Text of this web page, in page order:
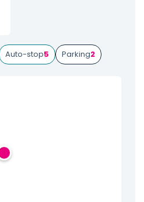
Auto-stop5 Parking2